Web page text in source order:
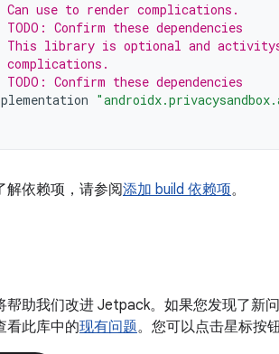
use to render complications.
Confirm these dependencies
library is optional and activitys
Confirm these dependencies
解依赖项，请参阅添加 build 依赖项。
帮助我们改进 Jetpack。如果您发现了新
看此库中的现有问题。您可以点击星标按